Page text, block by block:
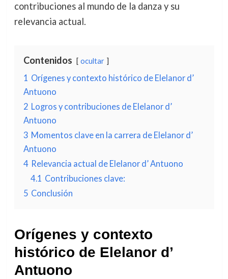
contribuciones al mundo de la danza y su
relevancia actual.
Contenidos ocultar
1 Orígenes y contexto histórico de Elelanor d’
Antuono
2 Logros y contribuciones de Elelanor d’
Antuono
3 Momentos clave en la carrera de Elelanor d’
Antuono
4 Relevancia actual de Elelanor d’ Antuono
4.1 Contribuciones clave:
5 Conclusión
Orígenes y contexto
histórico de Elelanor d’
Antuono